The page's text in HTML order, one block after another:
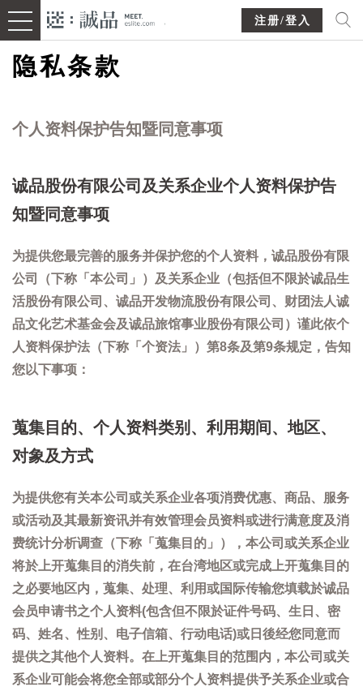
注册/登入
隐私条款
个人资料保护告知暨同意事项
诚品股份有限公司及关系企业个人资料保护告
知暨同意事项
为提供您最完善的服务并保护您的个人资料，诚品股份有限
公司（下称「本公司」）及关系企业（包括但不限於诚品生
活股份有限公司、诚品开发物流股份有限公司、财团法人诚
品文化艺术基金会及诚品旅馆事业股份有限公司）谨此依个
人资料保护法（下称「个资法」）第8条及第9条规定，告知
您以下事项：
蒐集目的、个人资料类别、利用期间、地区、
对象及方式
为提供您有关本公司或关系企业各项消费优惠、商品、服务
或活动及其最新资讯并有效管理会员资料或进行满意度及消
费统计分析调查（下称「蒐集目的」），本公司或关系企业
将於上开蒐集目的消失前，在台湾地区或完成上开蒐集目的
之必要地区内，蒐集、处理、利用或国际传输您填载於诚品
会员申请书之个人资料(包含但不限於证件号码、生日、密
码、姓名、性别、电子信箱、行动电话)或日後经您同意而
提供之其他个人资料。在上开蒐集目的范围内，本公司或关
系企业可能会将您全部或部分个人资料提供予关系企业或合